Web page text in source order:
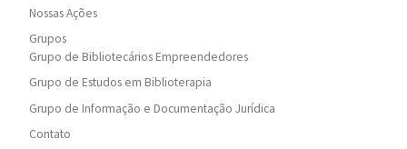
Nossas Ações
Grupos
Grupo de Bibliotecários Empreendedores
Grupo de Estudos em Biblioterapia
Grupo de Informação e Documentação Jurídica
Contato